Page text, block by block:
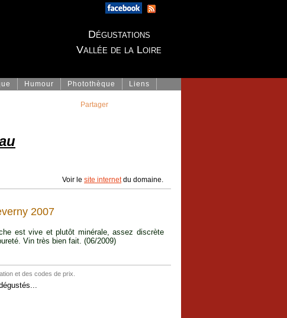
Dégustations
Vallée de la Loire
Humour Photothèque Liens
Voir le site internetdu domaine.
2007
est vive et plutôt minérale, assez discrète
Vin très bien fait. (06/2009)
et des codes de prix.
Partager